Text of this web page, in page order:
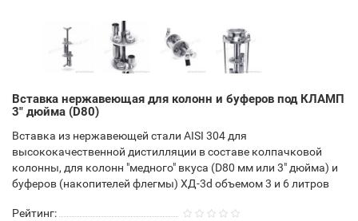
Вставка нержавеющая для колонн и буферов под КЛАМП
3" дюйма (D80)
Вставка из нержавеющей стали AISI 304 для
высококачественной дистилляции в составе колпачковой
колонны, для колонн "медного" вкуса (D80 мм или 3" дюйма) и
буферов (накопителей флегмы) ХД-3d объемом 3 и 6 литров
Рейтинг: